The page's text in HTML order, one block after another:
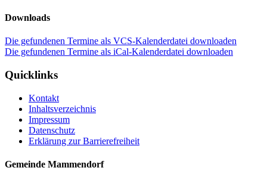
Downloads
Die gefundenen Termine als VCS-Kalenderdatei downloaden
Die gefundenen Termine als iCal-Kalenderdatei downloaden
Quicklinks
Kontakt
Inhaltsverzeichnis
Impressum
Datenschutz
Erklärung zur Barrierefreiheit
Gemeinde Mammendorf